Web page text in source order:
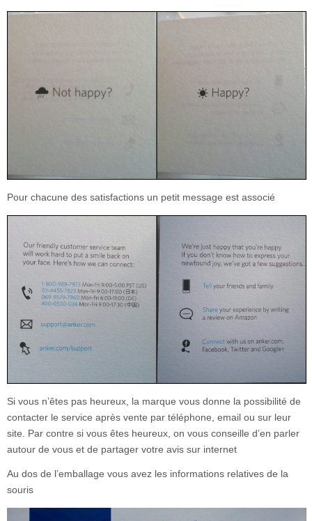
Pour chacune des satisfactions un petit message est associé
Si vous n’êtes pas heureux, la marque vous donne la possibilité de
contacter le service après vente par téléphone, email ou sur leur
site. Par contre si vous êtes heureux, on vous conseille d’en parler
autour de vous et de partager votre avis sur internet
Au dos de l’emballage vous avez les informations relatives de la
souris